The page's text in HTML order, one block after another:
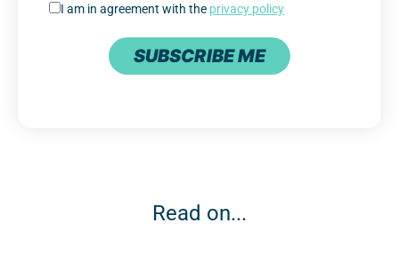
I am in agreement with the privacy policy
SUBSCRIBE ME
Read on...